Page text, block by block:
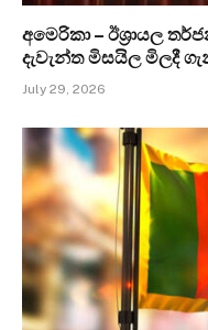
අමෙරිකා – ඊශ්‍රායල
දැවැන්ත මිසයිල මිලදී
July 29, 2026